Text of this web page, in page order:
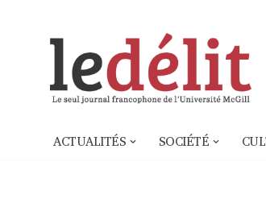
ACTUALITÉS SOCIÉTÉ